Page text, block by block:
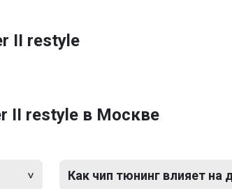
II restyle
II restyle в Москве
Как чип тюнинг влияет на